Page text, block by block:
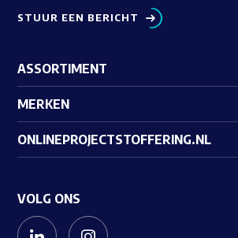
STUUR EEN BERICHT
ASSORTIMENT
MERKEN
ONLINEPROJECTSTOFFERING.NL
VOLG ONS